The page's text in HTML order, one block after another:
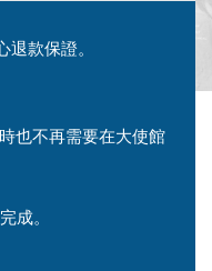
電子簽證
退款保證。
也不再需要在大使館
成。